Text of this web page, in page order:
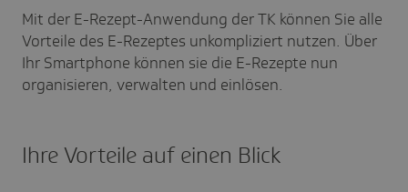
Mit der E-Rezept-Anwendung der TK können Sie alle
Vorteile des E-Rezeptes unkompliziert nutzen. Über
Ihr Smartphone können sie die E-Rezepte nun
organisieren, verwalten und einlösen.
Ihre Vorteile auf einen Blick